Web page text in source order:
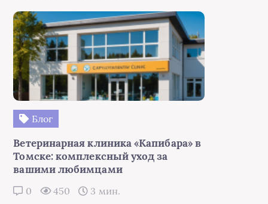
Блог
Ветеринарная клиника «Капибара» в
Томске: комплексный уход за
вашими любимцами
0 450 3 мин.